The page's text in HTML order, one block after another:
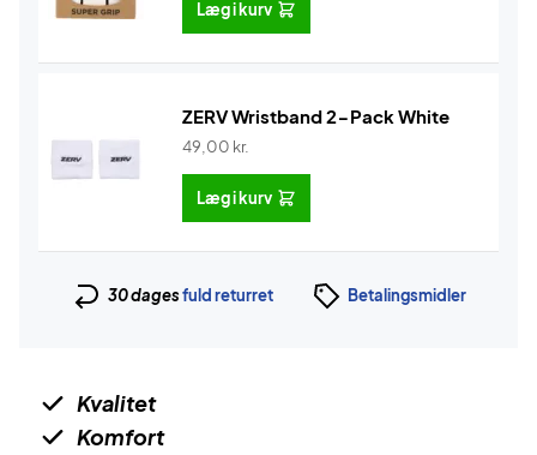
Læg i kurv
ZERV Wristband 2-Pack White
49,00 kr.
Læg i kurv
30 dagesfuld returret Betalingsmidler
Kvalitet
Komfort